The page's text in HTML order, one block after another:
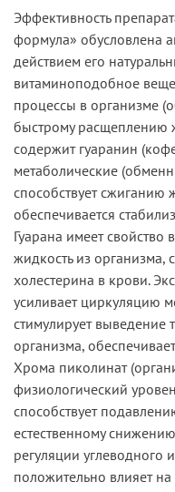
Эффективность
формула» обусловлена
действием его
витаминоподобное
процессы в организме
быстрому расщеплению
содержит гуаранин
метаболические
способствует сжиганию
обеспечивается
Гуарана имеет
жидкость из организма,
холестерина в крови.
усиливает циркуляцию
стимулирует выведение
организма,
Хрома пиколинат
физиологический
способствует
естественному
регуляции углеводного
положительно влияет